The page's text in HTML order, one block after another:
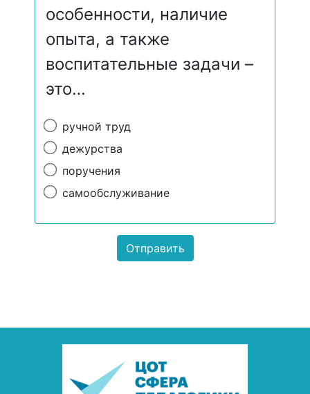
особенности, наличие
опыта, а также
воспитательные задачи –
это…
ручной труд
дежурства
поручения
самообслуживание